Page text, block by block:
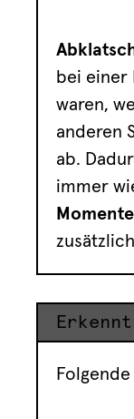
bei einer
waren,
anderen
ab.
immer
Folgende